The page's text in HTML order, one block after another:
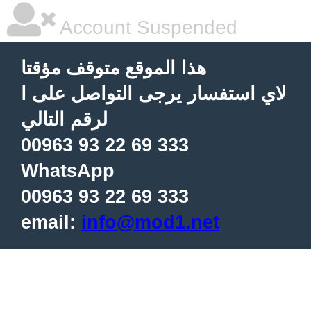
Account Suspended
هذا الموقع متوقف مؤقتا
لاي استفسار يرجى التواصل على ا
لرقم التالي
00963 93 22 69 333
WhatsApp
00963 93 22 69 333
email: info@mod1.net